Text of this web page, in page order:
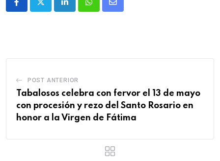
POST ANTERIOR
Tabalosos celebra con fervor el 13 de mayo
con procesión y rezo del Santo Rosario en
honor a la Virgen de Fátima